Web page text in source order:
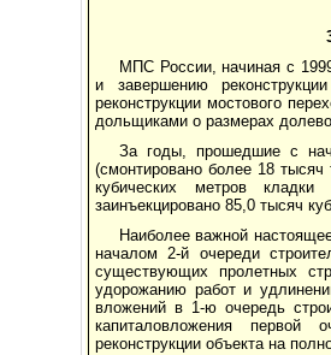
МПС России, начиная с
и завершению
реконструкции мостового
дольщиками о размерах
За годы, прошедшие с
(смонтировано более 18 тысяч
кубических метров
заинъекцировано 85,0 тысяч
Наиболее важной
началом 2-й очереди
существующих пролетных
удорожанию работ и
вложений в 1-ю очередь
капиталовложения первой
реконструкции объекта на